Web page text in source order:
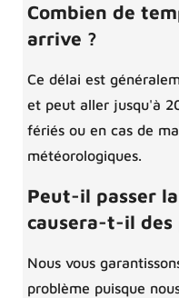
Combien de
arrive ?
Ce délai est
et peut aller jusqu'à
fériés ou en cas de
météorologiques.
Peut-il passer
causera-t-il des
Nous vous
problème puisque